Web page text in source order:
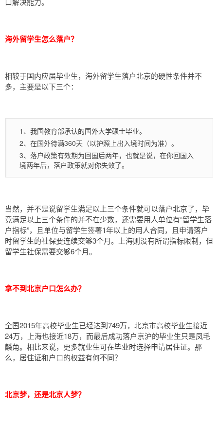
海外留学生怎么落户？
相较于国内应届毕业生，海外留学生落户北京的硬性条件并不
多，主要是以下三个：
1、我国教育部承认的国外大学硕士毕业。
2、在国外待满360天（以护照上出入境时间为准）。
3、落户政策有效期为回国后两年，也就是说，在你回国入
境两年后，落户政策就对你失效了。
当然，并不是说留学生满足以上三个条件就可以落户北京了，毕
竟满足以上三个条件的并不在少数，还需要用人单位有“留学生落
户指标”，且单位与留学生签署1年以上的用人合同，且申请落户
时留学生的社保要连续交够3个月。上海则没有所谓指标限制，但
留学生社保需要交够6个月。
拿不到北京户口怎么办？
全国2015年高校毕业生已经达到749万，北京市高校毕业生接近
24万，上海也接近18万，而最后成功落户京沪的毕业生只是凤毛
麟角。相比来说，更多就业生可在毕业时选择申请居住证。那
么，居住证和户口的权益有何不同？
北京梦，还是北京人梦？